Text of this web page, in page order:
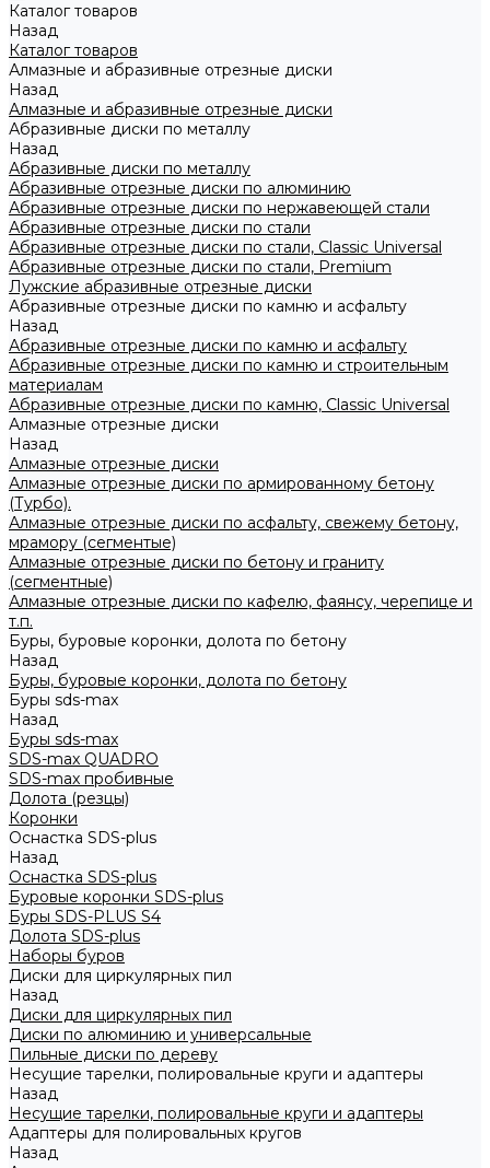
Каталог товаров
Назад
Каталог товаров
Алмазные и абразивные отрезные диски
Назад
Алмазные и абразивные отрезные диски
Абразивные диски по металлу
Назад
Абразивные диски по металлу
Абразивные отрезные диски по алюминию
Абразивные отрезные диски по нержавеющей стали
Абразивные отрезные диски по стали
Абразивные отрезные диски по стали, Classic Universal
Абразивные отрезные диски по стали, Premium
Лужские абразивные отрезные диски
Абразивные отрезные диски по камню и асфальту
Назад
Абразивные отрезные диски по камню и асфальту
Абразивные отрезные диски по камню и строительным
материалам
Абразивные отрезные диски по камню, Classic Universal
Алмазные отрезные диски
Назад
Алмазные отрезные диски
Алмазные отрезные диски по армированному бетону
(Турбо).
Алмазные отрезные диски по асфальту, свежему бетону,
мрамору (сегментые)
Алмазные отрезные диски по бетону и граниту
(сегментные)
Алмазные отрезные диски по кафелю, фаянсу, черепице и
т.п.
Буры, буровые коронки, долота по бетону
Назад
Буры, буровые коронки, долота по бетону
Буры sds-max
Назад
Буры sds-max
SDS-max QUADRO
SDS-max пробивные
Долота (резцы)
Коронки
Оснастка SDS-plus
Назад
Оснастка SDS-plus
Буровые коронки SDS-plus
Буры SDS-PLUS S4
Долота SDS-plus
Наборы буров
Диски для циркулярных пил
Назад
Диски для циркулярных пил
Диски по алюминию и универсальные
Пильные диски по дереву
Несущие тарелки, полировальные круги и адаптеры
Назад
Несущие тарелки, полировальные круги и адаптеры
Адаптеры для полировальных кругов
Назад